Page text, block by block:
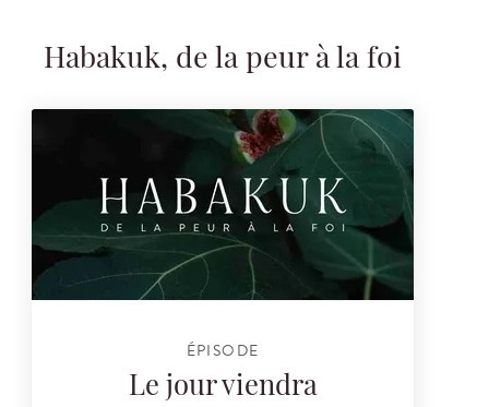
Habakuk, de la peur à la foi
ÉPISODE
Le jour viendra